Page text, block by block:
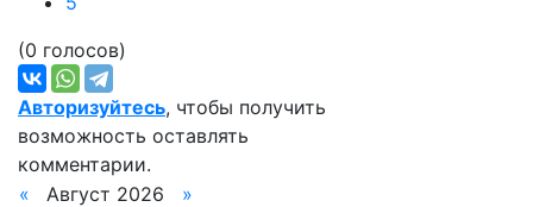
(0 голосов)
Авторизуйтесь, чтобы получить
возможность оставлять
комментарии.
«
Август 2026 »